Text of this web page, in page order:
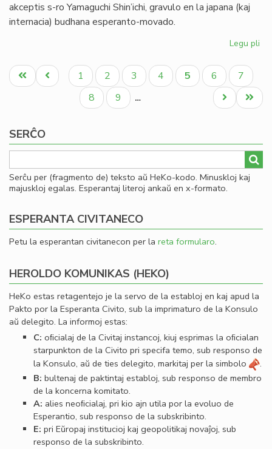
akceptis s-ro Yamaguchi Shin’ichi, gravulo en la japana (kaj
internacia) budhana esperanto-movado.
Legu pli
en
Pagination
Unua
paĝo
Antaŭa
paĝo
Paĝo
1 Paĝo
2 Paĝo
3 Paĝo
4
Aktuala
paĝo
5 Paĝo
6 Paĝo
7
Paĝo
8 Paĝo
9 …
Last
page
Next
page
SERĈO
Serĉu per (fragmento de) teksto aŭ HeKo-kodo. Minuskloj kaj
majuskloj egalas. Esperantaj literoj ankaŭ en x-formato.
ESPERANTA CIVITANECO
Petu la esperantan civitanecon per la reta formularo.
HEROLDO KOMUNIKAS (HEKO)
HeKo estas retagentejo je la servo de la establoj en kaj apud la
Pakto por la Esperanta Civito, sub la imprimaturo de la Konsulo
aŭ delegito. La informoj estas:
C: oﬁcialaj de la Civitaj instancoj, kiuj esprimas la oﬁcialan
starpunkton de la Civito pri specifa temo, sub responso de
la Konsulo, aŭ de ties delegito, markitaj per la simbolo
.
B: bultenaj de paktintaj establoj, sub responso de membro
de la koncerna komitato.
A: alies neoﬁcialaj, pri kio ajn utila por la evoluo de
Esperantio, sub responso de la subskribinto.
E: pri Eŭropaj institucioj kaj geopolitikaj novaĵoj, sub
responso de la subskribinto.